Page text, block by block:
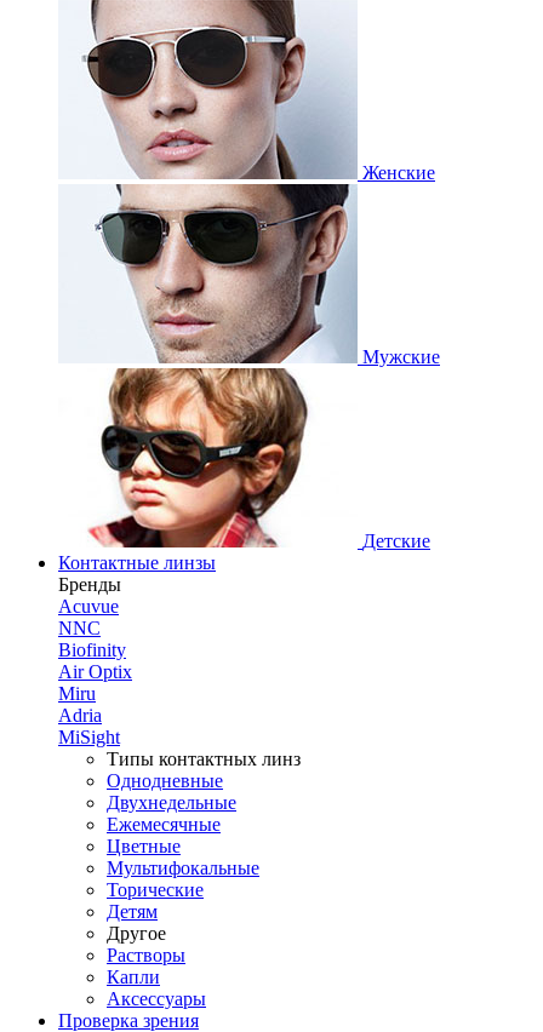
Женские
Мужские
Детские
Контактные линзы
Бренды
Acuvue
NNC
Biofinity
Air Optix
Miru
Adria
MiSight
Типы контактных линз
Однодневные
Двухнедельные
Ежемесячные
Цветные
Мультифокальные
Торические
Детям
Другое
Растворы
Капли
Аксессуары
Проверка зрения